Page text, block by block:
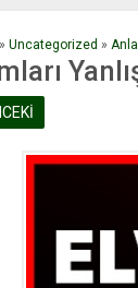
» Uncategorized »